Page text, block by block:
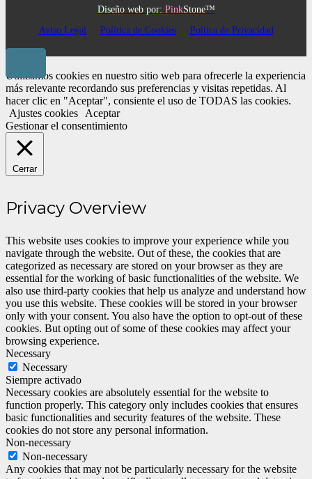
Diseño web por: PinkStone™
Aviso Legal
Política de Cookies Poítica de Privacidad
Utilizamos cookies en nuestro sitio web para ofrecerle la experiencia
más relevante recordando sus preferencias y visitas repetidas. Al
hacer clic en "Aceptar", consiente el uso de TODAS las cookies.
Ajustes cookies
Aceptar
Gestionar el consentimiento
Cerrar
Privacy Overview
This website uses cookies to improve your experience while you
navigate through the website. Out of these, the cookies that are
categorized as necessary are stored on your browser as they are
essential for the working of basic functionalities of the website. We
also use third-party cookies that help us analyze and understand how
you use this website. These cookies will be stored in your browser
only with your consent. You also have the option to opt-out of these
cookies. But opting out of some of these cookies may affect your
browsing experience.
Necessary
Necessary
Siempre activado
Necessary cookies are absolutely essential for the website to
function properly. This category only includes cookies that ensures
basic functionalities and security features of the website. These
cookies do not store any personal information.
Non-necessary
Non-necessary
Any cookies that may not be particularly necessary for the website